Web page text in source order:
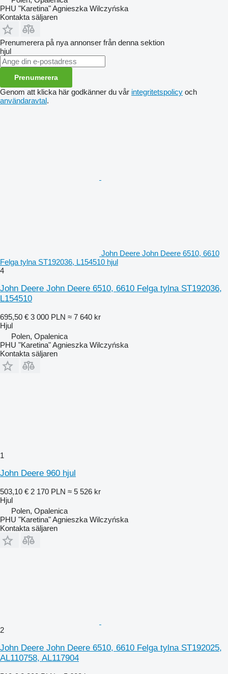
PHU "Karetina" Agnieszka Wilczyńska
Kontakta säljaren
Prenumerera på nya annonser från denna sektion
hjul
Prenumerera
Genom att klicka här godkänner du vår integritetspolicy och
användaravtal.
John Deere John Deere 6510, 6610
Felga tylna ST192036, L154510 hjul
4
John Deere John Deere 6510, 6610 Felga tylna ST192036,
L154510
695,50 € 3 000 PLN ≈ 7 640 kr
Hjul
Polen, Opalenica
PHU "Karetina" Agnieszka Wilczyńska
Kontakta säljaren
1
John Deere 960 hjul
503,10 € 2 170 PLN ≈ 5 526 kr
Hjul
Polen, Opalenica
PHU "Karetina" Agnieszka Wilczyńska
Kontakta säljaren
2
John Deere John Deere 6510, 6610 Felga tylna ST192025,
AL110758, AL117904